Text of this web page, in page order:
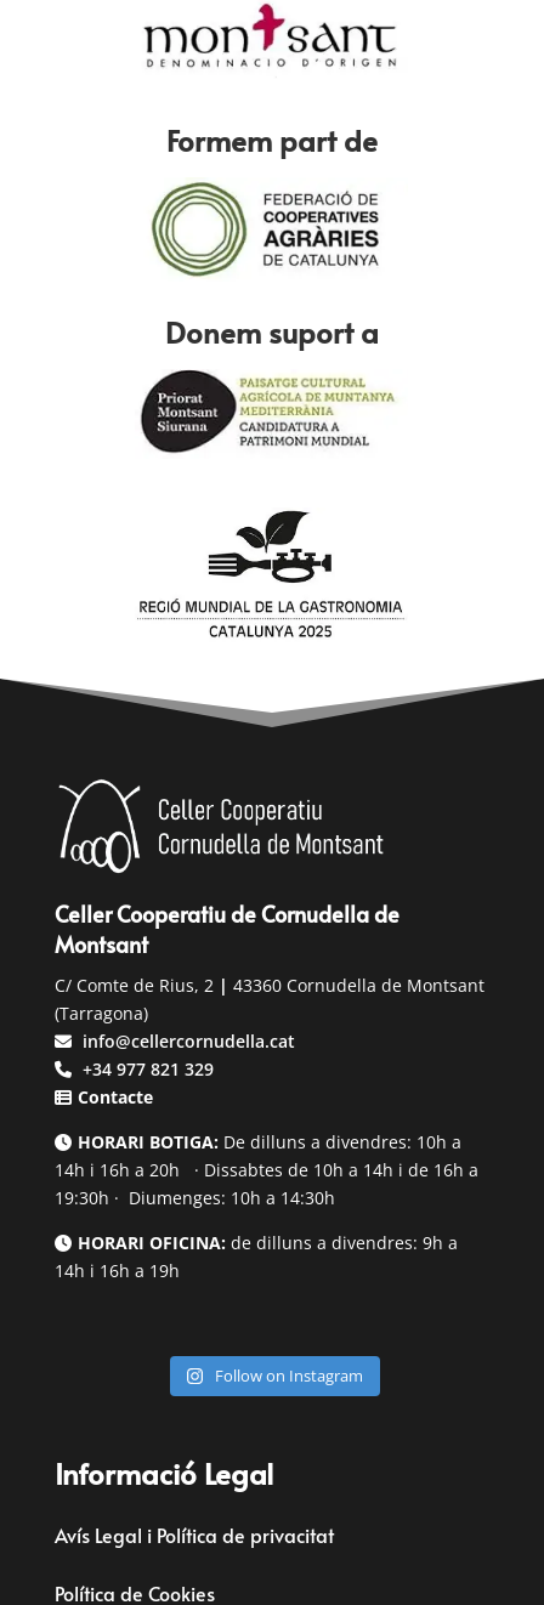
Formem part de
Donem suport a
Celler Cooperatiu de Cornudella de
Montsant
C/ Comte de Rius, 2 | 43360 Cornudella de Montsant
(Tarragona)
info@cellercornudella.cat
+34 977 821 329
Contacte
HORARI BOTIGA:De dilluns a divendres: 10h a
14h i 16h a 20h · Dissabtes de 10h a 14h i de 16h a
19:30h · Diumenges: 10h a 14:30h
HORARI OFICINA:de dilluns a divendres: 9h a
14h i 16h a 19h
Follow on Instagram
Informació Legal
Avís Legal i Política de privacitat
Política de Cookies